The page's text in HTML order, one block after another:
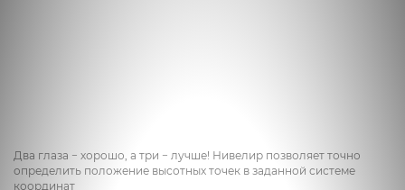
Два глаза − хорошо, а три − лучше! Нивелир позволяет точно
определить положение высотных точек в заданной системе
координат